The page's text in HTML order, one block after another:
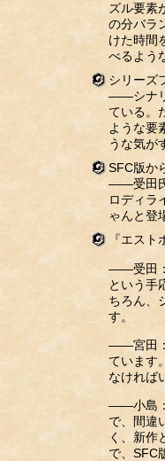
ズル要素
の分バラ
けた時間
べるよう
シリーズ
――シナリ
ている。
ような要
うな気が
SFC版か
――受田氏
ロディラ
ゃんと登
『エス
――受田：
という手
ちろん、
す。
――宮田：
ています
なければ
――小島：
で、間違
く、新作
で、SFC